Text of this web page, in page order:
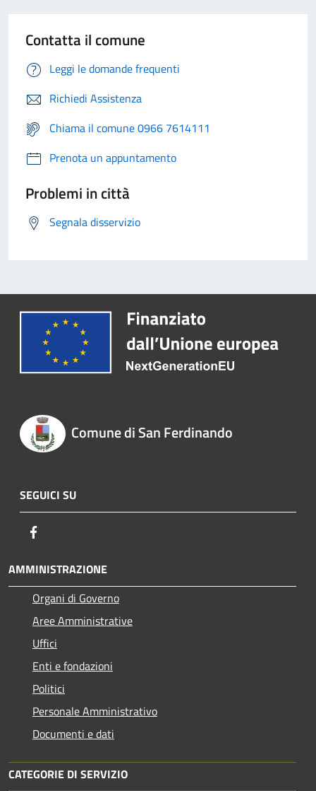
Contatta il comune
Leggi le domande frequenti
Richiedi Assistenza
Chiama il comune 0966 7614111
Prenota un appuntamento
Problemi in città
Segnala disservizio
Comune di San Ferdinando
SEGUICI SU
AMMINISTRAZIONE
Organi di Governo
Aree Amministrative
Uffici
Enti e fondazioni
Politici
Personale Amministrativo
Documenti e dati
CATEGORIE DI SERVIZIO